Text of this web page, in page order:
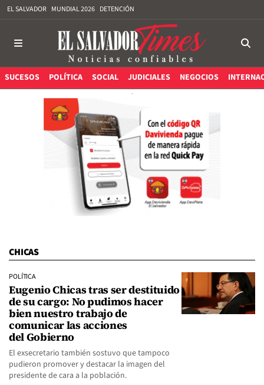
EL SALVADOR MUNDIAL 2026 DETENCIÓN
SUCESOS POLÍTICA SOCIAL JUDICIALES NEGOCIOS
CHICAS
POLÍTICA
Eugenio Chicas tras ser destituido
de su cargo: No pudimos hacer
bien nuestro trabajo de
comunicar las acciones
del Gobierno
El exsecretario también sostuvo que tampoco
pudieron promover y destacar la imagen del
presidente de cara a la población.